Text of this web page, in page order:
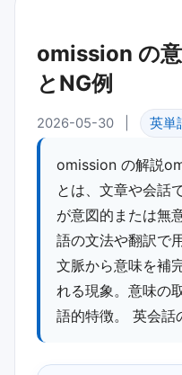
omission の
とNG例
2026-05-30 英単
omission の解説
とは、文章や会話
が意図的または無
語の文法や翻訳で
文脈から意味を補
れる現象。意味の
語的特徴。 英会話